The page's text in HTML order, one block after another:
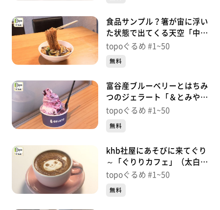
食品サンプル？箸が宙に浮い
た状態で出てくる天空「中華
屋丹心」（富谷市富谷新町）
topoぐるめ #1~50
無料
富谷産ブルーベリーとはちみ
つのジェラート「＆とみやジ
ェラート」（富谷市富谷新
topoぐるめ #1~50
無料
khb社屋にあそびに来てぐり
～「ぐりりカフェ」（太白区
あすと長町）＃17【topoぐ
topoぐるめ #1~50
無料